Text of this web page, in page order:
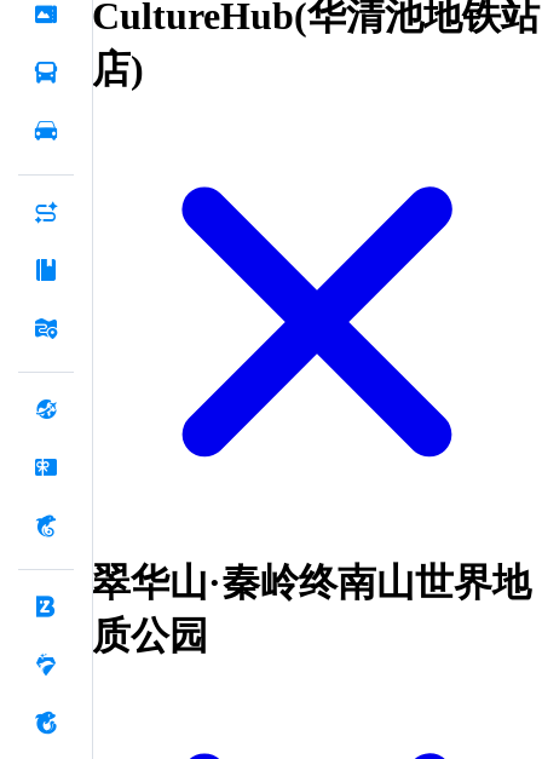
CultureHub(华清池地铁站
店)
翠华山·秦岭终南山世界地
质公园